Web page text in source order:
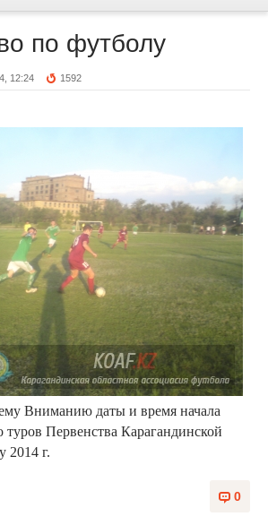
по футболу
12:24 1592
Вниманию даты и время начала
туров Первенства Карагандинской
2014 г.
0